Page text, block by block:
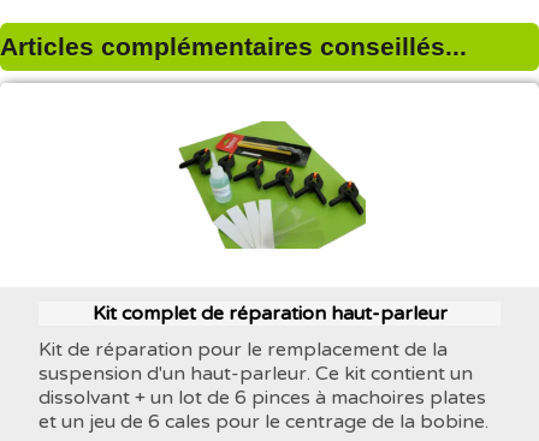
Articles complémentaires conseillés...
Kit complet de réparation haut-parleur
Kit de réparation pour le remplacement de la
suspension d'un haut-parleur. Ce kit contient un
dissolvant + un lot de 6 pinces à machoires plates
et un jeu de 6 cales pour le centrage de la bobine.